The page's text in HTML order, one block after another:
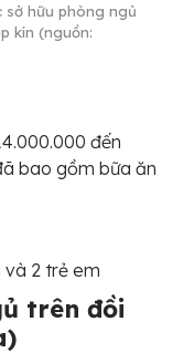
sở hữu phòng ngủ
kín (nguồn:
đến
bao gồm bữa ăn
và 2 trẻ em
trên đồi